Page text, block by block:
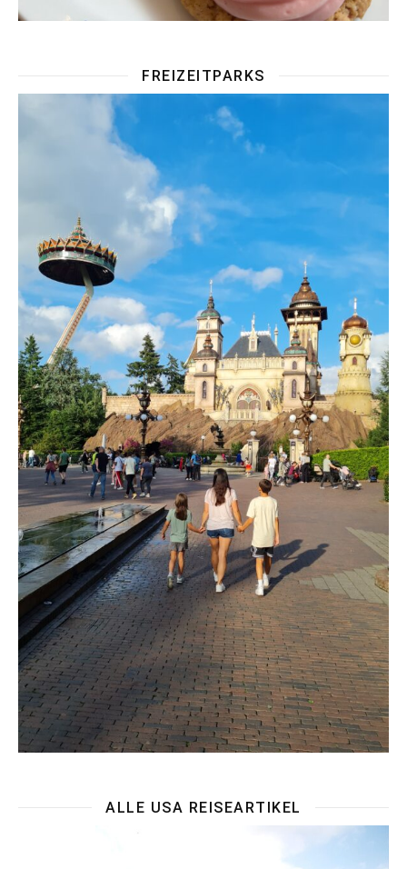
FREIZEITPARKS
ALLE USA REISEARTIKEL